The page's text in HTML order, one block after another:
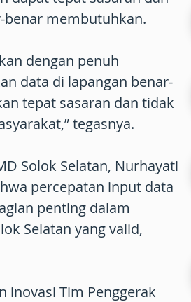
benar membutuhkan.
dengan penuh
data di lapangan benar-
tepat sasaran dan tidak
tegasnya.
Solok Selatan, Nurhayati
percepatan input data
penting dalam
Selatan yang valid,
inovasi Tim Penggerak